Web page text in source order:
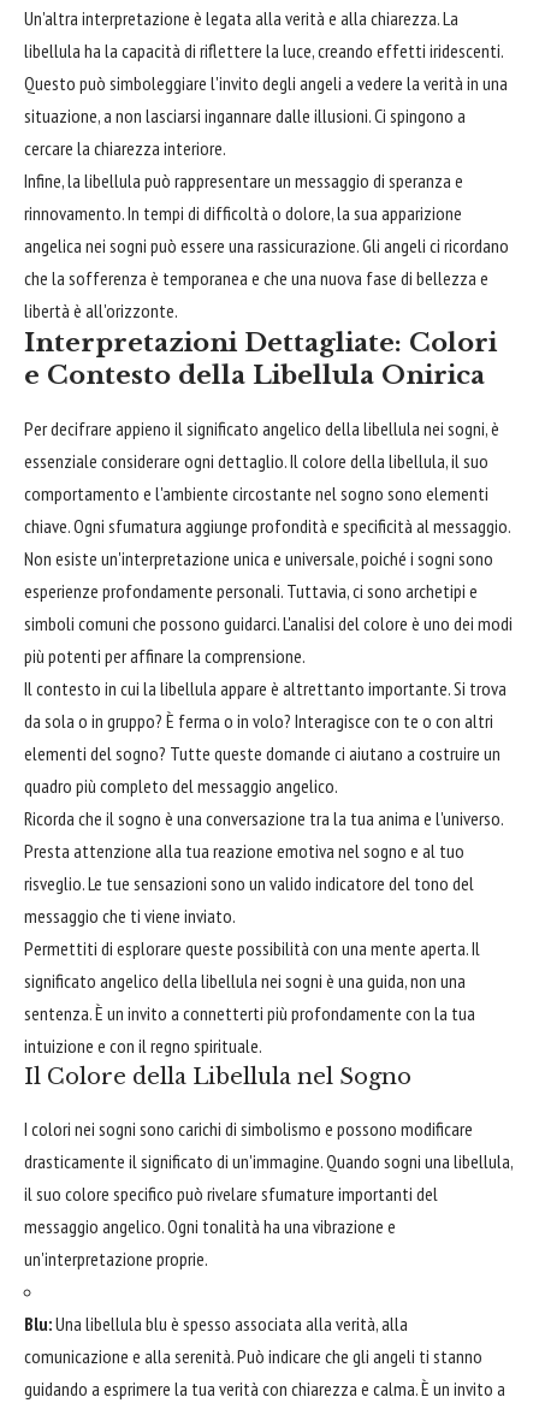
Un'altra interpretazione è legata alla verità e alla chiarezza. La
libellula ha la capacità di riflettere la luce, creando effetti iridescenti.
Questo può simboleggiare l'invito degli angeli a vedere la verità in una
situazione, a non lasciarsi ingannare dalle illusioni. Ci spingono a
cercare la chiarezza interiore.
Infine, la libellula può rappresentare un messaggio di speranza e
rinnovamento. In tempi di difficoltà o dolore, la sua apparizione
angelica nei sogni può essere una rassicurazione. Gli angeli ci ricordano
che la sofferenza è temporanea e che una nuova fase di bellezza e
libertà è all'orizzonte.
Interpretazioni Dettagliate: Colori
e Contesto della Libellula Onirica
Per decifrare appieno il significato angelico della libellula nei sogni, è
essenziale considerare ogni dettaglio. Il colore della libellula, il suo
comportamento e l'ambiente circostante nel sogno sono elementi
chiave. Ogni sfumatura aggiunge profondità e specificità al messaggio.
Non esiste un'interpretazione unica e universale, poiché i sogni sono
esperienze profondamente personali. Tuttavia, ci sono archetipi e
simboli comuni che possono guidarci. L'analisi del colore è uno dei modi
più potenti per affinare la comprensione.
Il contesto in cui la libellula appare è altrettanto importante. Si trova
da sola o in gruppo? È ferma o in volo? Interagisce con te o con altri
elementi del sogno? Tutte queste domande ci aiutano a costruire un
quadro più completo del messaggio angelico.
Ricorda che il sogno è una conversazione tra la tua anima e l'universo.
Presta attenzione alla tua reazione emotiva nel sogno e al tuo
risveglio. Le tue sensazioni sono un valido indicatore del tono del
messaggio che ti viene inviato.
Permettiti di esplorare queste possibilità con una mente aperta. Il
significato angelico della libellula nei sogni è una guida, non una
sentenza. È un invito a connetterti più profondamente con la tua
intuizione e con il regno spirituale.
Il Colore della Libellula nel Sogno
I colori nei sogni sono carichi di simbolismo e possono modificare
drasticamente il significato di un'immagine. Quando sogni una libellula,
il suo colore specifico può rivelare sfumature importanti del
messaggio angelico. Ogni tonalità ha una vibrazione e
un'interpretazione proprie.
Blu:Una libellula blu è spesso associata alla verità, alla
comunicazione e alla serenità. Può indicare che gli angeli ti stanno
guidando a esprimere la tua verità con chiarezza e calma. È un invito a